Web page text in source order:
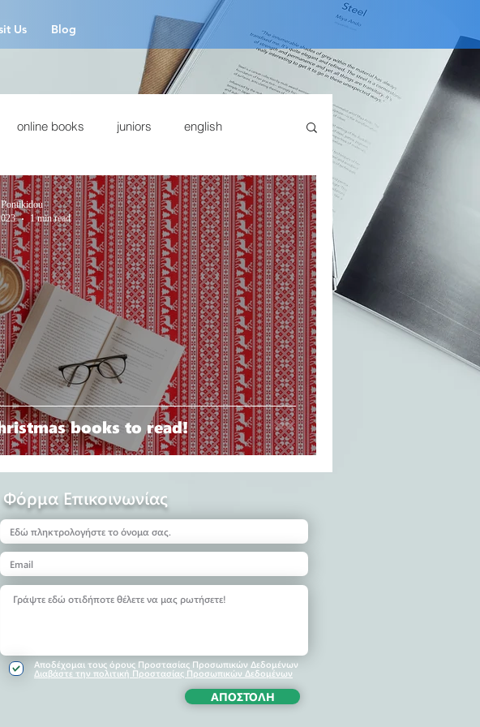
Us Blog
online books juniors english
books to read!
1 min read
Αποδέχομαι τους όρους Προστασίας Προσωπικών Δεδομένων
Διαβάστε την πολιτική Προστασίας Προσωπικών Δεδομένων
ΑΠΟΣΤΟΛΗ
Φόρμα Επικοινωνίας